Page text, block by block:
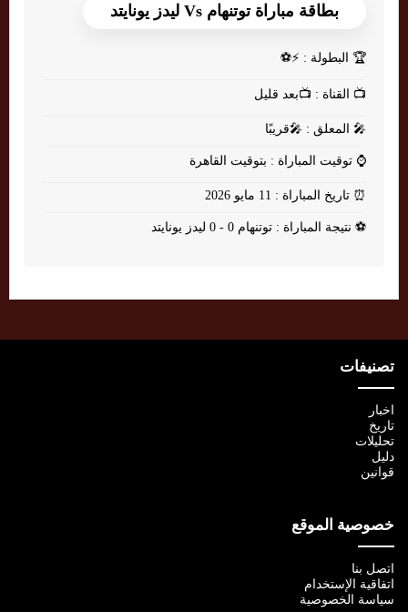
بطاقة مباراة توتنهام Vs ليدز يونايتد
🏆 البطولة : ⚡⚽
📺 القناة : 📺بعد قليل
🎤 المعلق : 🎤قريبًا
⌚ توقيت المباراة : بتوقيت القاهرة
⏰ تاريخ المباراة : 11 مايو 2026
⚽ نتيجة المباراة : توتنهام 0 - 0 ليدز يونايتد
تصنيفات
اخبار
تاريخ
تحليلات
دليل
قوانين
خصوصية الموقع
اتصل بنا
اتفاقية الإستخدام
سياسة الخصوصية